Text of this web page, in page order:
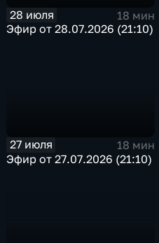
28 июля
18 мин
Эфир от 28.07.2026 (21:10)
27 июля
18 мин
Эфир от 27.07.2026 (21:10)